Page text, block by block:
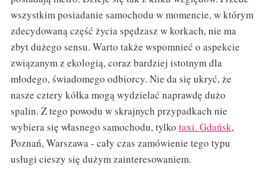
wszystkim posiadanie samochodu w momencie, w którym
zdecydowaną część życia spędzasz w korkach, nie ma
zbyt dużego sensu. Warto także wspomnieć o aspekcie
związanym z ekologią, coraz bardziej istotnym dla
młodego, świadomego odbiorcy. Nie da się ukryć, że
nasze cztery kółka mogą wydzielać naprawdę dużo
spalin. Z tego powodu w skrajnych przypadkach nie
wybiera się własnego samochodu, tylko taxi. Gdańsk,
Poznań, Warszawa - cały czas zamówienie tego typu
usługi cieszy się dużym zainteresowaniem.